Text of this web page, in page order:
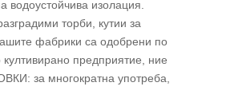
водоустойчива изолация.
торби, кутии за
фабрики са одобрени по
предприятие, ние
за многократна употреба,